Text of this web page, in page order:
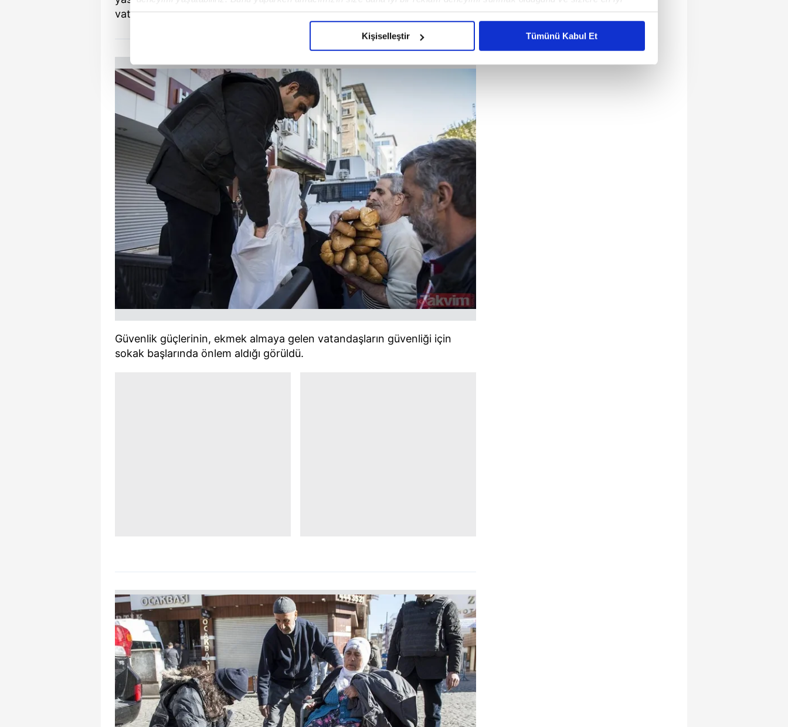
içerikleri sunabilmek adına elimizden gelen çabayı gösterdiğimizi ve bu noktada, reklamların maliyetlerimizi karşılamak
Sizlere daha iyi bir hizmet sunabilmek için İnternet Sitemizde kendimize ve üçüncü kişilere ait çerezler kullanılmaktadır. Bu
çerezler vasıtasıyla çeşitli kişisel verileriniz işlenmekte olup gerekli olan çerezler bilgi toplumu hizmetlerinin sunulması
amacıyla kullanılmaktadır. Diğer çerezler, sitemizin daha işlevsel kılınması ve kişiselleştirilmesi ve sizlere yönelik
reklam/pazarlama faaliyetlerinin yapılması, amaçlarıyla sınırlı olarak açık rızanız dahilinde kullanılacaktır.
Çerezlere ilişkin tercihlerinizi aşağıda yer alan panel vasıtasıyla belirleyebilirsiniz. Çerezlere ilişkin detaylı bilgi için Ayarlar
butonuna tıklayabilir,
Çerez Bilgilendirme Metnimizi ziyaret edebilirsiniz.
6698 sayılı Kişisel Verilerin Korunması Kanunu uyarınca hazırlanmış Aydınlatma Metnimizi okumak ve sitemizde ilgili
mevzuata uygun olarak kullanılan çerezlerle ilgili bilgi almak için lütfentıklayınız
Kişiselleştir Tümünü Kabul Et
vatandaşlara ekmek dağıtımı yapıldı.
Güvenlik güçlerinin, ekmek almaya gelen vatandaşların güvenliği için
sokak başlarında önlem aldığı görüldü.